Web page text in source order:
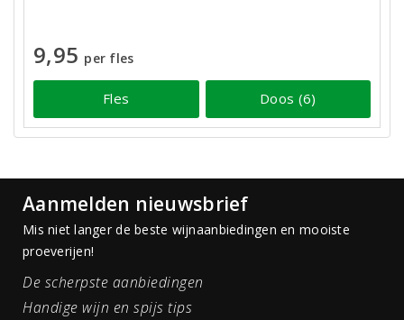
9,95 per fles
Fles Doos (6)
Aanmelden nieuwsbrief
Mis niet langer de beste wijnaanbiedingen en mooiste
proeverijen!
De scherpste aanbiedingen
Handige wijn en spijs tips